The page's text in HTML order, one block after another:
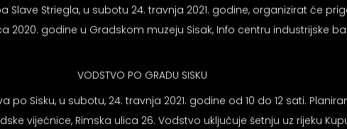
Striegla, u subotu 24. travnja 2021. godine, organizirat će
godine u Gradskom muzeju Sisak, Info centru industrijske
VODSTVO PO GRADU SISKU
Sisku, u subotu, 24. travnja 2021. godine od 10 do 12 sati.
vijećnice, Rimska ulica 26. Vodstvo uključuje šetnju uz rijeku